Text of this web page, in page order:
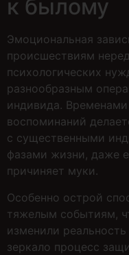
к былому
Эмоциональная
происшествиям
психологических
разнообразным
индивида.
воспоминаний
с существенными
фазами жизни, даже
причиняет муки.
Особенно острой
тяжелым событиям,
изменили
зеркало процесс